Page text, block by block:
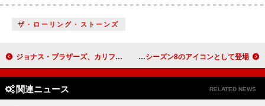
ザ・ローリング・ストーンズ
ジョナス・ブラザーズ、カリフォルニア ディズニーランド・リゾート70周年テーマ曲「Celebrate Happy」を 歌唱へ サブリナ・カーペンター、『Fortnite Festival』シーズン8のアイコンとして登場
関連ニュース RELATED NEWS